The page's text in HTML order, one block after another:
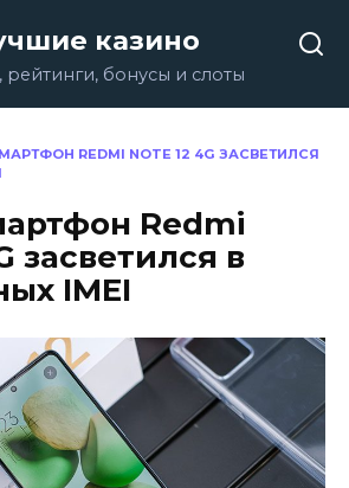
казино
бонусы и слоты
REDMI NOTE 12 4G ЗАСВЕТИЛСЯ
Redmi
засветился в
IMEI